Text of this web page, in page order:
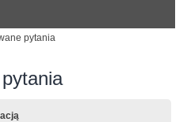
pytania